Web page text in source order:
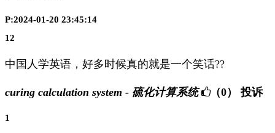
P:2024-01-20 23:45:14
12
中国人学英语，好多时候真的就是一个笑话??
curing calculation system - 硫化计算系统 （0） 投诉
1